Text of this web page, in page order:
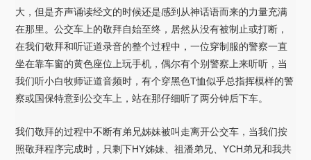
大，但是齐声诵读经文的时候还是感到从神话语而来的力量充满
在那里。公交车上的敬拜自始至终，居然从没有被制止或打断，
在我们敬拜和听证道录音的整个过程中，一位穿制服的警察一直
坐在靠车窗的黄色座位上玩手机，偶尔有个别警察上来听听，当
我们听小白牧师证道音频时，有个穿黑色T恤似乎总指挥模样的警
察或国保特意到公交车上，站在那仔细听了两分钟后下车。
我们敬拜的过程中不断有弟兄姊妹被叫走离开公交车，当我们按
照敬拜程序完成时，只剩下HY姊妹、祖潘弟兄、YCH弟兄和我共